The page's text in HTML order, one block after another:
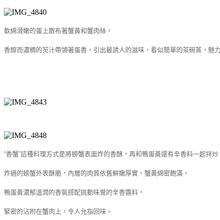
軟綿滑嫩的蛋上散布著蟹黃和蟹肉絲，
香醇而濃稠的芡汁帶領著蛋香，引出最誘人的滋味，看似簡單的茶碗蒸，魅
“香蟹”這種料理方式是將螃蟹表面炸的香酥，再和鴨蛋黃還有辛香料一起拌炒
炸過的螃蟹外表酥脆，內層的肉質依舊鮮嫩厚實，蟹黃綿密飽滿，
鴨蛋黃濃郁溫潤的香氣搭配挑動味覺的辛香醬料，
緊密的沾附在蟹肉上，令人允指回味。